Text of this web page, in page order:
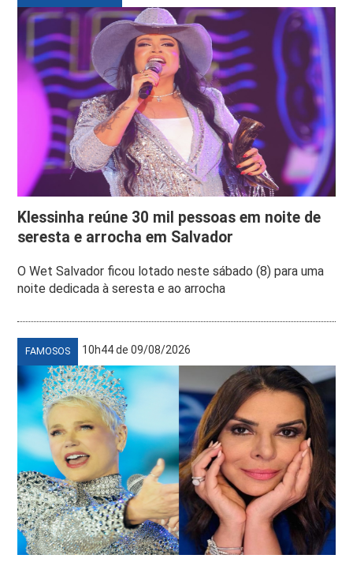
Klessinha reúne 30 mil pessoas em noite de
seresta e arrocha em Salvador
O Wet Salvador ficou lotado neste sábado (8) para uma
noite dedicada à seresta e ao arrocha
FAMOSOS 10h44 de 09/08/2026